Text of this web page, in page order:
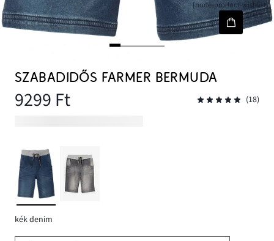
[node-product-wishlist]
SZABADIDŐS FARMER BERMUDA
9299 Ft (18)
kék denim